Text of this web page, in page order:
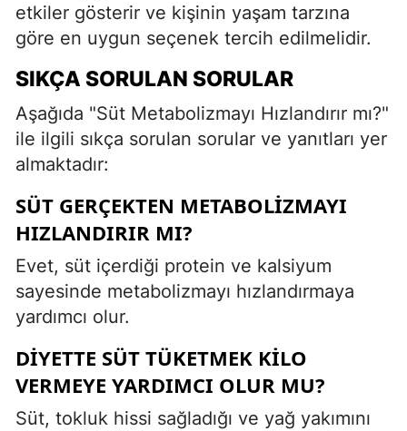
etkiler gösterir ve kişinin yaşam tarzına
göre en uygun seçenek tercih edilmelidir.
SIKÇA SORULAN SORULAR
Aşağıda "Süt Metabolizmayı Hızlandırır mı?"
ile ilgili sıkça sorulan sorular ve yanıtları yer
almaktadır:
SÜT GERÇEKTEN METABOLIZMAYI
HIZLANDIRIR MI?
Evet, süt içerdiği protein ve kalsiyum
sayesinde metabolizmayı hızlandırmaya
yardımcı olur.
DIYETTE SÜT TÜKETMEK KILO
VERMEYE YARDIMCI OLUR MU?
Süt, tokluk hissi sağladığı ve yağ yakımını